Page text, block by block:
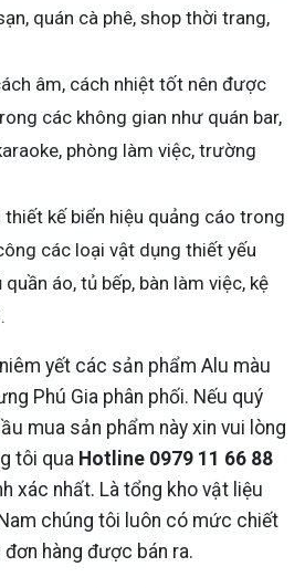
quán cà phê, shop thời trang,
âm, cách nhiệt tốt nên được
các không gian như quán bar,
phòng làm việc, trường
thiết kế biển hiệu quảng cáo trong
các loại vật dụng thiết yếu
áo, tủ bếp, bàn làm việc, kệ
yết các sản phẩm Alu màu
Phú Gia phân phối. Nếu quý
mua sản phẩm này xin vui lòng
tôi qua Hotline 0979 11 66 88
xác nhất. Là tổng kho vật liệu
chúng tôi luôn có mức chiết
hàng được bán ra.